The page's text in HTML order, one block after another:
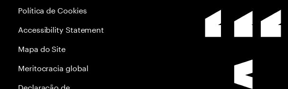
Política de Cookies
Accessibility Statement
Mapa do Site
Meritocracia global
Declaração de